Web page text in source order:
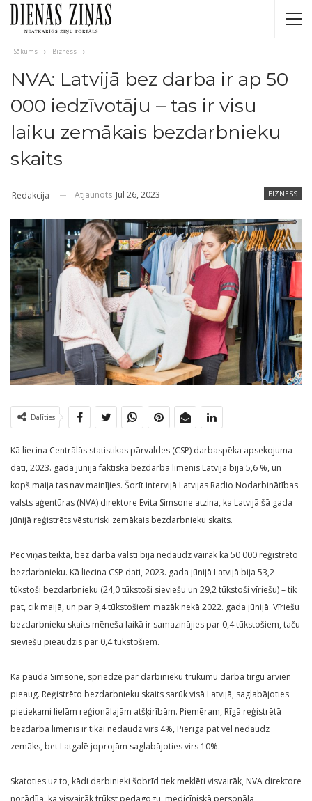
Sākums Bizness
NVA: Latvijā bez darba ir ap 50
000 iedzīvotāju – tas ir visu
laiku zemākais bezdarbnieku
skaits
BIZNESS
Redakcija Atjaunots Jūl 26, 2023
Dalīties
Kā liecina Centrālās statistikas pārvaldes (CSP) darbaspēka apsekojuma
dati, 2023. gada jūnijā faktiskā bezdarba līmenis Latvijā bija 5,6 %, un
kopš maija tas nav mainījies. Šorīt intervijā Latvijas Radio Nodarbinātības
valsts aģentūras (NVA) direktore Evita Simsone atzina, ka Latvijā šā gada
jūnijā reģistrēts vēsturiski zemākais bezdarbnieku skaits.
Pēc viņas teiktā, bez darba valstī bija nedaudz vairāk kā 50 000 reģistrēto
bezdarbnieku. Kā liecina CSP dati, 2023. gada jūnijā Latvijā bija 53,2
tūkstoši bezdarbnieku (24,0 tūkstoši sieviešu un 29,2 tūkstoši vīriešu) – tik
pat, cik maijā, un par 9,4 tūkstošiem mazāk nekā 2022. gada jūnijā. Vīriešu
bezdarbnieku skaits mēneša laikā ir samazinājies par 0,4 tūkstošiem, taču
sieviešu pieaudzis par 0,4 tūkstošiem.
Kā pauda Simsone, spriedze par darbinieku trūkumu darba tirgū arvien
pieaug. Reģistrēto bezdarbnieku skaits sarūk visā Latvijā, saglabājoties
pietiekami lielām reģionālajām atšķirībām. Piemēram, Rīgā reģistrētā
bezdarba līmenis ir tikai nedaudz virs 4%, Pierīgā pat vēl nedaudz
zemāks, bet Latgalē joprojām saglabājoties virs 10%.
Skatoties uz to, kādi darbinieki šobrīd tiek meklēti visvairāk, NVA direktore